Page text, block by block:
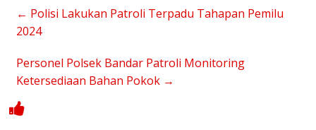
← Polisi Lakukan Patroli Terpadu Tahapan Pemilu
2024
Personel Polsek Bandar Patroli Monitoring
Ketersediaan Bahan Pokok →